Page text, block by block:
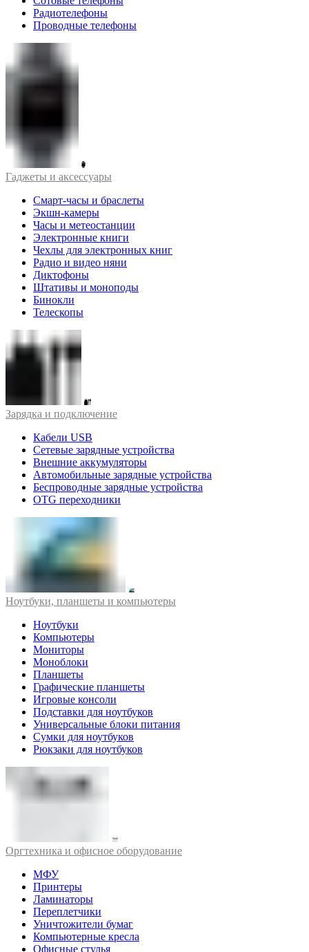
Радиотелефоны
Проводные телефоны
Гаджеты и аксессуары
Смарт-часы и браслеты
Экшн-камеры
Часы и метеостанции
Электронные книги
Чехлы для электронных книг
Радио и видео няни
Диктофоны
Штативы и моноподы
Бинокли
Телескопы
Зарядка и подключение
Кабели USB
Сетевые зарядные устройства
Внешние аккумуляторы
Автомобильные зарядные устройства
Беспроводные зарядные устройства
OTG переходники
Ноутбуки, планшеты и компьютеры
Ноутбуки
Компьютеры
Мониторы
Моноблоки
Планшеты
Графические планшеты
Игровые консоли
Подставки для ноутбуков
Универсальные блоки питания
Сумки для ноутбуков
Рюкзаки для ноутбуков
Оргтехника и офисное оборудование
МФУ
Принтеры
Ламинаторы
Переплетчики
Уничтожители бумаг
Компьютерные кресла
Офисные стулья